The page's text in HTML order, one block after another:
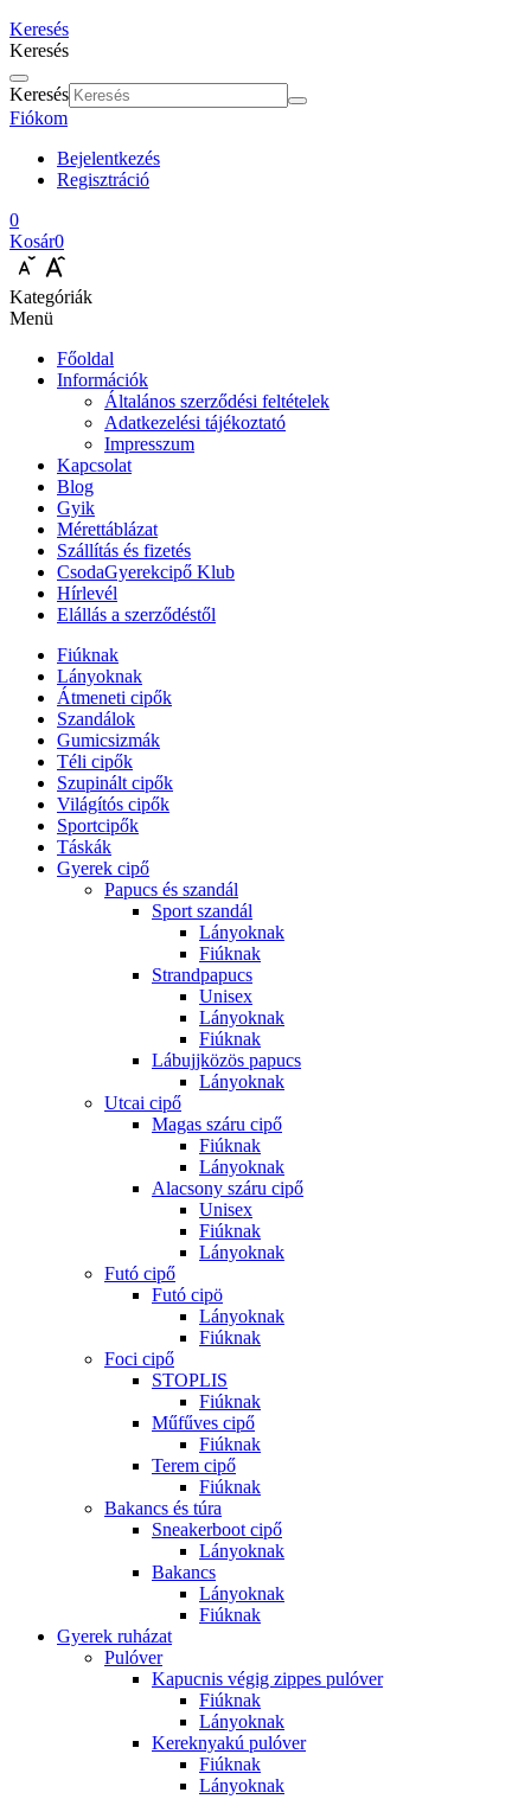
Keresés
Keresés
Keresés
Fiókom
Bejelentkezés
Regisztráció
0
Kosár0
Kategóriák
Menü
Főoldal
Információk
Általános szerződési feltételek
Adatkezelési tájékoztató
Impresszum
Kapcsolat
Blog
Gyik
Mérettáblázat
Szállítás és fizetés
CsodaGyerekcipő Klub
Hírlevél
Elállás a szerződéstől
Fiúknak
Lányoknak
Átmeneti cipők
Szandálok
Gumicsizmák
Téli cipők
Szupinált cipők
Világítós cipők
Sportcipők
Táskák
Gyerek cipő
Papucs és szandál
Sport szandál
Lányoknak
Fiúknak
Strandpapucs
Unisex
Lányoknak
Fiúknak
Lábujjközös papucs
Lányoknak
Utcai cipő
Magas száru cipő
Fiúknak
Lányoknak
Alacsony száru cipő
Unisex
Fiúknak
Lányoknak
Futó cipő
Futó cipö
Lányoknak
Fiúknak
Foci cipő
STOPLIS
Fiúknak
Műfűves cipő
Fiúknak
Terem cipő
Fiúknak
Bakancs és túra
Sneakerboot cipő
Lányoknak
Bakancs
Lányoknak
Fiúknak
Gyerek ruházat
Pulóver
Kapucnis végig zippes pulóver
Fiúknak
Lányoknak
Kereknyakú pulóver
Fiúknak
Lányoknak